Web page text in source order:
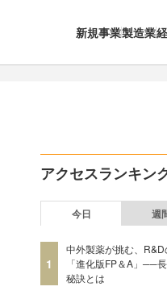
新規事業製造業
アクセスランキン
今日 週
1
中外製薬が挑む、
「進化版FP＆A」──
秘訣とは